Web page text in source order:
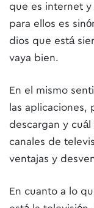
que es internet y
para ellos es
dios que está
vaya bien.
En el mismo
las aplicaciones,
descargan y
canales de
ventajas y
En cuanto a lo